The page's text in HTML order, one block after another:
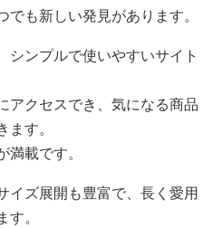
でも新しい発見があります。
シンプルで使いやすいサイト
アクセスでき、気になる商品
ます。
満載です。
イズ展開も豊富で、長く愛用
す。